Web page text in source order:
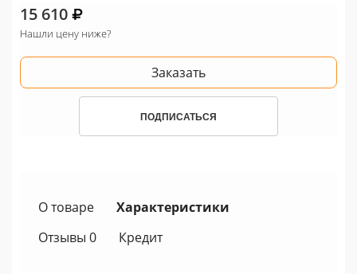
15 610
Нашли цену ниже?
Заказать
ПОДПИСАТЬСЯ
О товаре
Характеристики
Отзывы 0
Кредит